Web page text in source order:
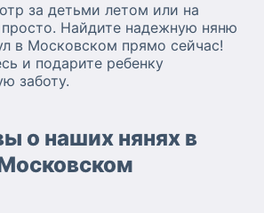
за детьми летом или на
Найдите надежную няню
в Московском прямо сейчас!
и подарите ребенку
заботу.
о наших нянях в